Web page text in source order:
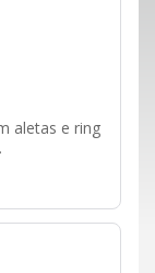
aletas e ring